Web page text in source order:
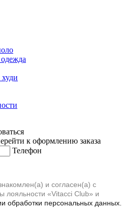
к оформлению заказа
Телефон
и согласен(а) с
лояльности «Vitacci Club» и
обработки персональных данных.